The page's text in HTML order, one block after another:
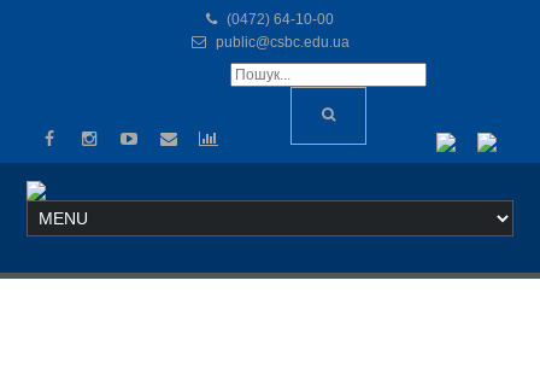
(0472) 64-10-00
public@csbc.edu.ua